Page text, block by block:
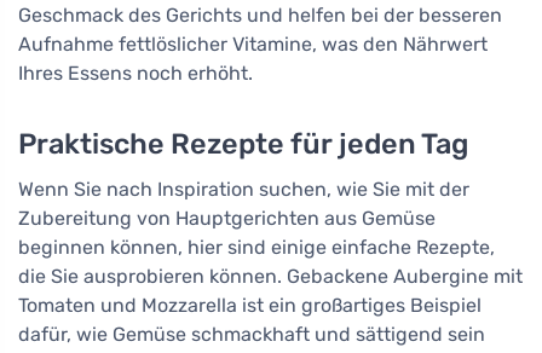
Geschmack des Gerichts und helfen bei der besseren
Aufnahme fettlöslicher Vitamine, was den Nährwert
Ihres Essens noch erhöht.
Praktische Rezepte für jeden Tag
Wenn Sie nach Inspiration suchen, wie Sie mit der
Zubereitung von Hauptgerichten aus Gemüse
beginnen können, hier sind einige einfache Rezepte,
die Sie ausprobieren können. Gebackene Aubergine mit
Tomaten und Mozzarella ist ein großartiges Beispiel
dafür, wie Gemüse schmackhaft und sättigend sein